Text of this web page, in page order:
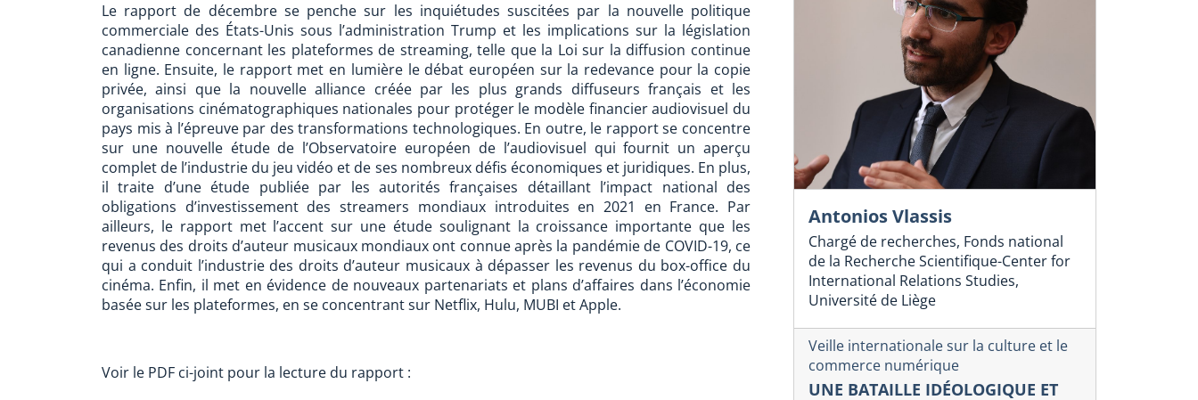
Le rapport de décembre se penche sur les inquiétudes suscitées par la nouvelle politique
commerciale des États-Unis sous l’administration Trump et les implications sur la législation
canadienne concernant les plateformes de streaming, telle que la Loi sur la diffusion continue
en ligne. Ensuite, le rapport met en lumière le débat européen sur la redevance pour la copie
privée, ainsi que la nouvelle alliance créée par les plus grands diffuseurs français et les
organisations cinématographiques nationales pour protéger le modèle financier audiovisuel du
pays mis à l’épreuve par des transformations technologiques. En outre, le rapport se concentre
sur une nouvelle étude de l’Observatoire européen de l’audiovisuel qui fournit un aperçu
complet de l’industrie du jeu vidéo et de ses nombreux défis économiques et juridiques. En plus,
il traite d’une étude publiée par les autorités françaises détaillant l’impact national des
obligations d’investissement des streamers mondiaux introduites en 2021 en France. Par
ailleurs, le rapport met l’accent sur une étude soulignant la croissance importante que les
revenus des droits d’auteur musicaux mondiaux ont connue après la pandémie de COVID-19, ce
qui a conduit l’industrie des droits d’auteur musicaux à dépasser les revenus du box-office du
cinéma. Enfin, il met en évidence de nouveaux partenariats et plans d’affaires dans l’économie
basée sur les plateformes, en se concentrant sur Netflix, Hulu, MUBI et Apple.
Voir le PDF ci-joint pour la lecture du rapport :
Antonios Vlassis
Chargé de recherches, Fonds national
de la Recherche Scientifique-Center for
International Relations Studies,
Université de Liège
Veille internationale sur la culture et le
commerce numérique
UNE BATAILLE IDÉOLOGIQUE ET